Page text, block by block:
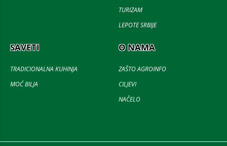
TURIZAM
LEPOTE SRBIJE
SAVETI
TRADICIONALNA KUHINJA
MOĆ BILJA
O NAMA
ZAŠTO AGROINFO
CILJEVI
NAČELO